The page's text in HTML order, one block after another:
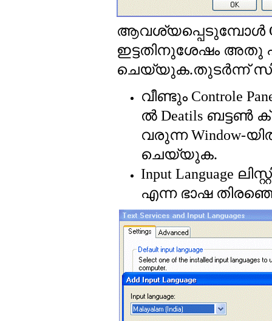
ആവശ്യപ്പെടുമ്പോള്‍
ഇട്ടതിനുശേഷം അതു
ചെയ്യുക.തുടര്‍ന്ന്
വീണ്ടും Controle
ല്‍ Deatils ബട്ടണ്‍
വരുന്നWindow-
ചെയ്യുക.
Input Language
എന്ന ഭാഷ